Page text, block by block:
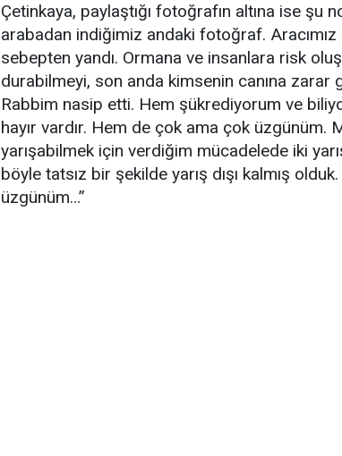
Çetinkaya, paylaştığı fotoğrafın altına ise şu
arabadan indiğimiz andaki fotoğraf.
sebepten yandı. Ormana ve insanlara risk
durabilmeyi, son anda kimsenin canına zarar
Rabbim nasip etti. Hem şükrediyorum ve
hayır vardır. Hem de çok ama çok üzgünüm.
yarışabilmek için verdiğim mücadelede iki
böyle tatsız bir şekilde yarış dışı kalmış
üzgünüm…”